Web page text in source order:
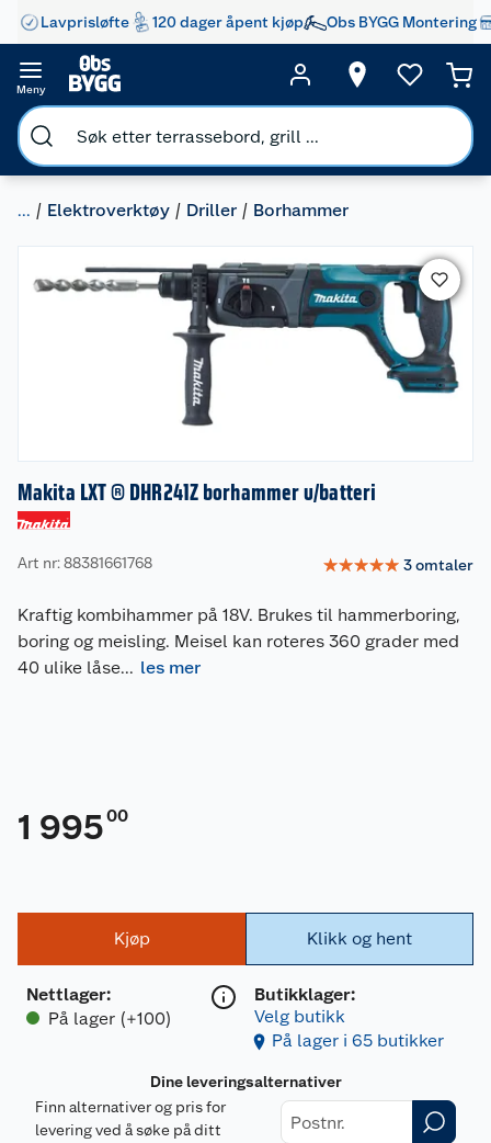
Lavprisløfte 120 dager åpent kjøp Obs BYGG Montering
Meny
... Elektroverktøy Driller Borhammer
Makita LXT ® DHR241Z borhammer u/batteri
Art nr: 88381661768 ☆☆☆☆☆ 3omtaler
Kraftig kombihammer på 18V. Brukes til hammerboring,
boring og meisling. Meisel kan roteres 360 grader med
40 ulike låse... les mer
1 99500
Kjøp
Nettlager:
På lager (+100)
Klikk og hent
Butikklager:
Velg butikk
På lager i 65 butikker
Dine leveringsalternativer
Finn alternativer og pris for
levering ved å søke på ditt